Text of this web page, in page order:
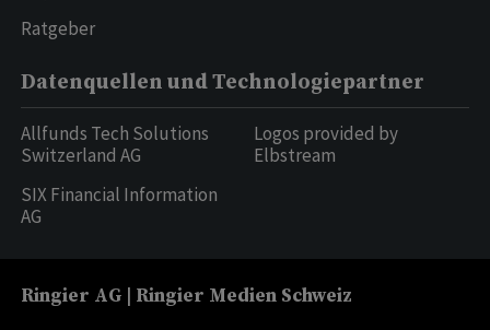
Ratgeber
Datenquellen und Technologiepartner
Allfunds Tech Solutions
Switzerland AG
SIX Financial Information
AG
Logos provided by
Elbstream
Ringier AG | Ringier Medien Schweiz